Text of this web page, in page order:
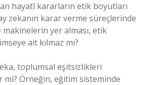
hayatî kararların etik boyutları
zekanın karar verme süreçlerinde
yer alması, etik
ait kılmaz mı?
toplumsal eşitsizlikleri
Örneğin, eğitim sisteminde